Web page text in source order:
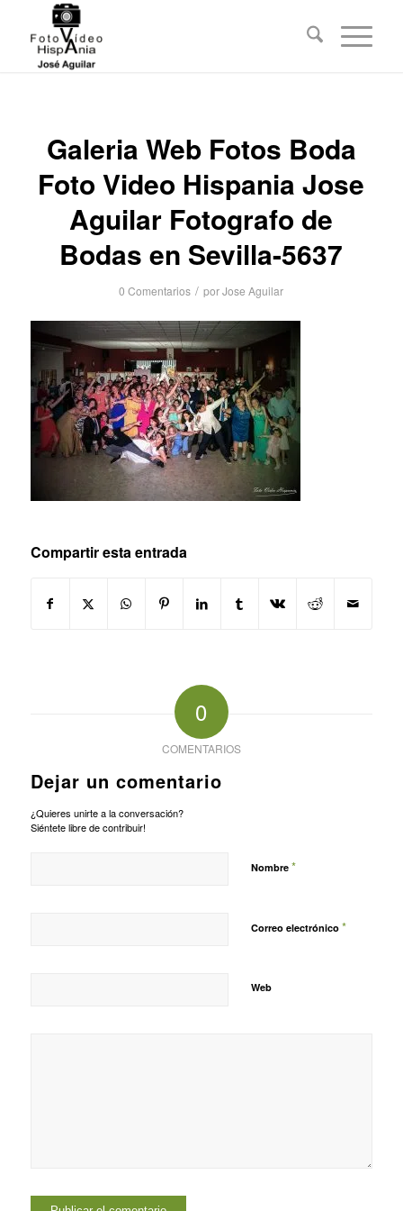
Galeria Web Fotos Boda
Foto Video Hispania Jose
Aguilar Fotografo de
Bodas en Sevilla-5637
0 Comentarios / porJose Aguilar
Compartir esta entrada
0
COMENTARIOS
Dejar un comentario
¿Quieres unirte a la conversación?
Siéntete libre de contribuir!
Nombre *
Correo electrónico *
Web